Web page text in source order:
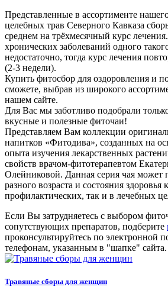
Представленные в ассортименте
целебных трав Северного Кавказа
среднем на трёхмесячный курс
хронических заболеваний одного
недостаточно, тогда курс лечения
(2-3 недели).
Купить фитосбор для оздоровления и
сможете, выбрав из широкого
нашем сайте.
Для Вас мы заботливо подобрали
вкусные и полезные фиточаи!
Представляем Вам коллекции
напитков «Фитодива», созданных на
опыта изучения лекарственных
свойств врачом-фитотерапевтом
Олейниковой. Данная серия чая может
разного возраста и состояния здоровья
профилактических, так и в лечебных
Если Вы затрудняетесь с выбором
сопутствующих препаратов, подберите
проконсультируйтесь по электронной
телефонам, указанным в "шапке" сайта.
Травяные сборы для женщин